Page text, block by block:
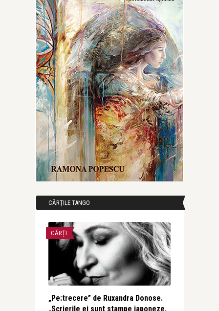
CĂRȚILE TANGO
CĂRȚI
„Pe:trecere” de Ruxandra Donose.
„Scrierile ei sunt stampe japoneze,